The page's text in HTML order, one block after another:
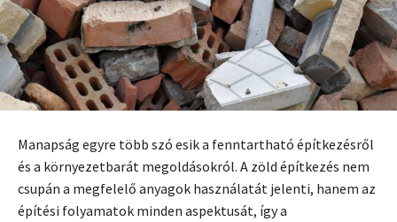
Manapság egyre több szó esik a fenntartható építkezésről
és a környezetbarát megoldásokról. A zöld építkezés nem
csupán a megfelelő anyagok használatát jelenti, hanem az
építési folyamatok minden aspektusát, így a